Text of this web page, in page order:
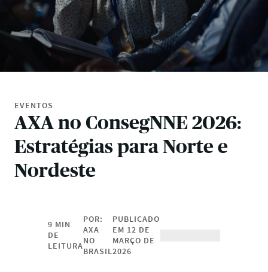
EVENTOS
AXA no ConsegNNE 2026:
Estratégias para Norte e
Nordeste
9 MIN
DE
LEITURA
POR:
AXA
NO
BRASIL
PUBLICADO
EM 12 DE
MARÇO DE
2026